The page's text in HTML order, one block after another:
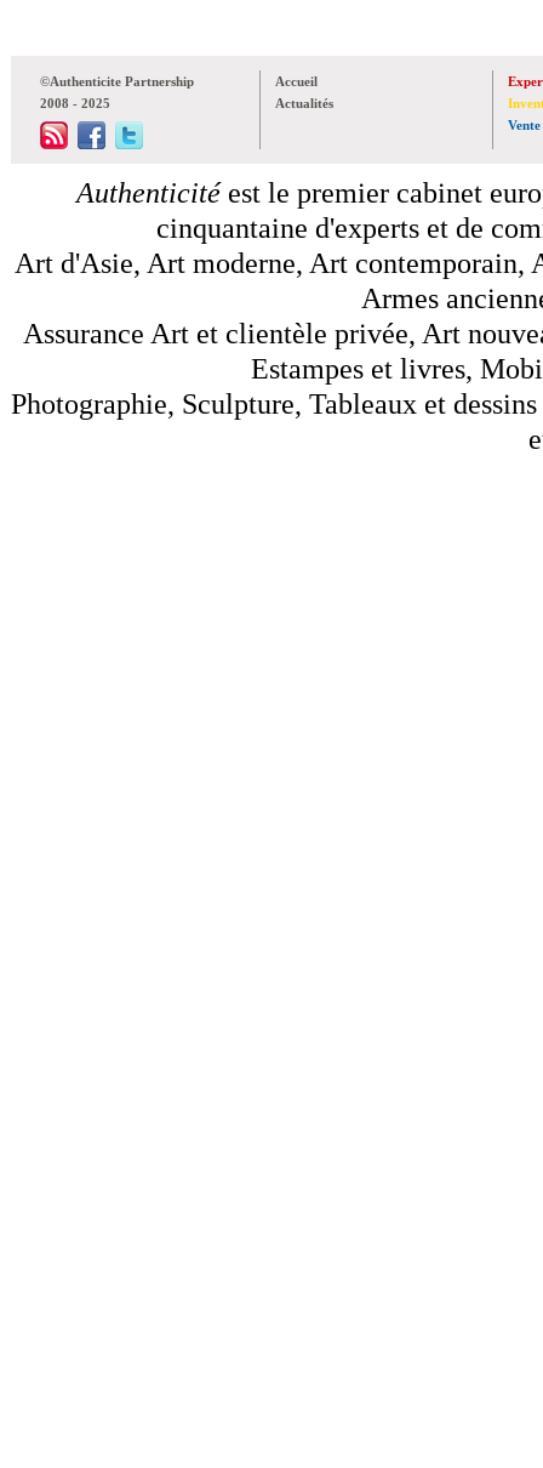
©Authenticite Partnership
2008 - 2025
Accueil
Actualités
Vente
Authenticitéest le premier cabinet
cinquantaine d'experts et de
Art d'Asie, Art moderne, Art contemporain,
Armes
Assurance Art et clientèle privée, Art
Estampes et livres,
Photographie, Sculpture, Tableaux et